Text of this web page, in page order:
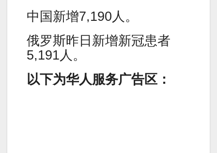
中国新增7,190人。
俄罗斯昨日新增新冠患者
5,191人。
以下为华人服务广告区：